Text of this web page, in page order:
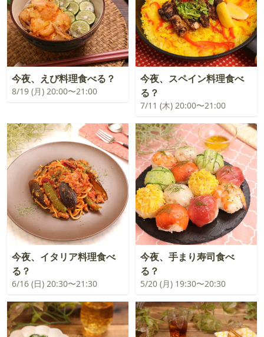
今夜、えび料理食べる？
8/19 (月) 20:00〜21:00
今夜、スペイン料理食べ
る？
7/11 (木) 20:00〜21:00
今夜、イタリア料理食べ
る？
6/16 (日) 20:30〜21:30
今夜、手まり寿司食べ
る？
5/20 (月) 19:30〜20:30